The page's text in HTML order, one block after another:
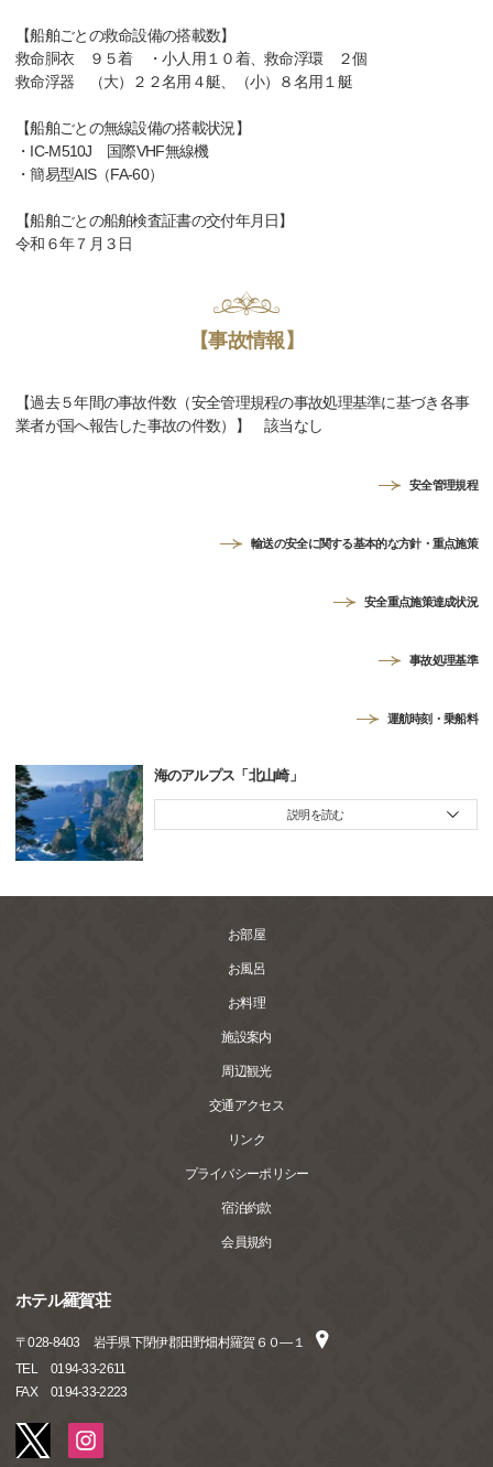
【船舶ごとの救命設備の搭載数】
救命胴衣 ９５着 ・小人用１０着、救命浮環 ２個
救命浮器 （大）２２名用４艇、（小）８名用１艇
【船舶ごとの無線設備の搭載状況】
・IC-M510J 国際VHF無線機
・簡易型AIS（FA-60）
【船舶ごとの船舶検査証書の交付年月日】
令和６年７月３日
【事故情報】
【過去５年間の事故件数（安全管理規程の事故処理基準に基づき各事
業者が国へ報告した事故の件数）】 該当なし
安全管理規程
輸送の安全に関する基本的な方針・重点施策
安全重点施策達成状況
事故処理基準
運航時刻・乗船料
海のアルプス「北山崎」
説明を読む
お部屋
お風呂
お料理
施設案内
周辺観光
交通アクセス
リンク
プライバシーポリシー
宿泊約款
会員規約
ホテル羅賀荘
〒028-8403
岩手県下閉伊郡田野畑村羅賀６０―１
TEL
0194-33-2611
FAX
0194-33-2223